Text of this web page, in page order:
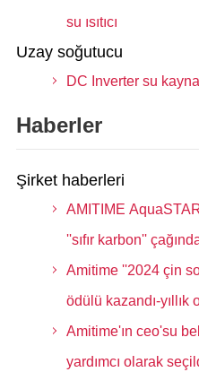
su ısıtıcı
Uzay soğutucu
DC Inverter su
Haberler
Şirket haberleri
AMITIME
''sıfır karbon''
Amitime ''2024 çin
ödülü kazandı-
Amitime'ın ceo'su
yardımcı olarak